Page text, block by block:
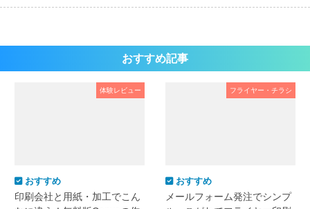
おすすめ記事
体験レビュー
おすすめ
印刷会社と用紙・加工でこん
フライヤー・チラシ
おすすめ
メールフォーム発注でシンプ